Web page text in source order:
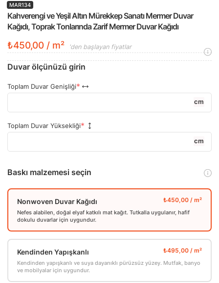
Kahverengi ve Yeşil Altın Mürekkep Sanatı Mermer Duvar
Kağıdı, Toprak Tonlarında Zarif Mermer Duvar Kağıdı
MAR134
₺450,00 / m² 'den başlayan fiyatlar
Duvar ölçünüzü girin
Toplam Duvar Genişliği
cm
Toplam Duvar Yüksekliği
cm
Baskı malzemesi seçin
Nonwoven Duvar Kağıdı
Nefes alabilen, doğal elyaf katkılı mat kağıt. Tutkalla uygulanır, hafif
dokulu duvarlar için uygundur.
Kendinden Yapışkanlı
Kendinden yapışkanlı ve suya dayanıklı pürüzsüz yüzey. Mutfak, banyo
ve mobilyalar için uygundur.